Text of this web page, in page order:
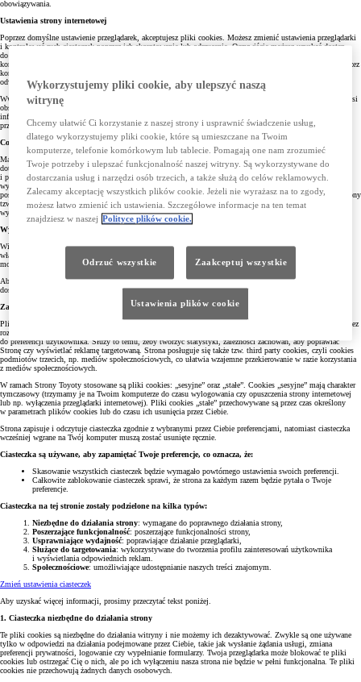
obowiązywania.
Ustawienia strony internetowej
Poprzez domyślne ustawienie przeglądarek, akceptujesz pliki cookies. Możesz zmienić ustawienia przeglądarki
i kontrolować ruch ciasteczek poprzez ich akceptowanie lub odrzucenie. Oczywiście możesz uzyskać dostęp
do naszych stron internetowych bez instalowania plików cookies. Nastąpi to jednak kosztem jakości
korzystania ze strony internetowej. TCE zapisuje i korzysta z plików cookies za Twoją zgodą wyrażoną poprzez
kontynuowanie przez Ciebie korzystania ze Stron bez zmiany ustawień przeglądarki, której używasz,
odwiedzając nasze strony, o czym informujemy poprzez baner na stronie („wyraźne działanie”).
Ww. strona posiada narzędzie, które pozwala Ci zarządzać ciasteczkami. Aby go użyć, Twoja przeglądarka musi
obsługiwać JavaScript. Jeżeli Twoja przeglądarka nie spełnia powyższego warunku, wciąż możesz przeglądać
informacje o ciasteczkach, ale zarządzanie nimi może odbywać się jedynie ręcznie poprzez ustawienia
przeglądarki.
Cofnięcie zgody na cookies
Masz prawo cofnąć zgodę na korzystanie przez Stronę z plików cookies. Służy temu np. zmiana ustawień
dotyczących plików cookies. Szczegółowe informacje o tym, jak dokonać rekonfiguracji ustawień urządzenia
i przeglądarki, dostępne są w ustawieniach oprogramowania (przeglądarki internetowej). Konkretna
wyszukiwarka internetowa umożliwia także blokady działania cookies. W pozostałym zakresie stosuje się
postanowieniaPolityki Prywatności. W wyniku zmiany ustawień konkretnej przeglądarki zostanie umieszczony
tzw. plik cookie opt – out, którego celem jest identyfikacji Twojego sprzeciwu. W każdej przeglądarce należy
wykonać taką samą operację wyłączenia cookies.
Wyłączenie plików cookie
Większość przeglądarek domyślnie akceptuje pliki cookies. Jeśli dezaktywujesz używanie plików cookies,
włączysz ostrzeżenia przed ich użyciem lub nie zaakceptujesz ustawień, niektóre funkcje na stronie Toyoty
mogą działać niepoprawnie lub być niedostępne.
Aby uzyskać więcej informacji o tym, jak Toyota przetwarza Twoje dane osobowe, a także o tym, jak żądać
dostępu do informacji i jak egzekwować przysługujące Ci prawa, zapoznaj się z naszą
Zawartość strony internetowej Toyoty. Cel stosowania cookies.
Pliki cookies służą temu, aby ułatwić korzystanie ze strony, poprawić jej funkcjonalność, ale także aby poprzez
rozpoznawanie urządzenia Użytkownika i odpowiednie wyświetlenie strony internetowej dostosować przekaz
do preferencji użytkownika. Służy to temu, żeby tworzyć statystyki, zależności zachowań, aby poprawiać
Stronę czy wyświetlać reklamę targetowaną. Strona posługuje się także tzw. third party cookies, czyli cookies
podmiotów trzecich, np. mediów społecznościowych, co ułatwia wzajemne przekierowanie w razie korzystania
z mediów społecznościowych.
W ramach Strony Toyoty stosowane są pliki cookies: „sesyjne” oraz „stałe”. Cookies „sesyjne” mają charakter
tymczasowy (trzymamy je na Twoim komputerze do czasu wylogowania czy opuszczenia strony internetowej
lub np. wyłączenia przeglądarki internetowej). Pliki cookies „stałe” przechowywane są przez czas określony
w parametrach plików cookies lub do czasu ich usunięcia przez Ciebie.
Strona zapisuje i odczytuje ciasteczka zgodnie z wybranymi przez Ciebie preferencjami, natomiast ciasteczka
wcześniej wgrane na Twój komputer muszą zostać usunięte ręcznie.
Ciasteczka są używane, aby zapamiętać Twoje preferencje, co oznacza, że:
Skasowanie wszystkich ciasteczek będzie wymagało powtórnego ustawienia swoich preferencji.
Całkowite zablokowanie ciasteczek sprawi, że strona za każdym razem będzie pytała o Twoje
preferencje.
Ciasteczka na tej stronie zostały podzielone na kilka typów:
Niezbędne do działania strony: wymagane do poprawnego działania strony,
Poszerzające funkcjonalność: poszerzające funkcjonalności strony,
Usprawniające wydajność: poprawiające działanie przeglądarki,
Służące do targetowania: wykorzystywane do tworzenia profilu zainteresowań użytkownika
i wyświetlania odpowiednich reklam.
Społecznościowe: umożliwiające udostępnianie naszych treści znajomym.
Zmień ustawienia ciasteczek
Aby uzyskać więcej informacji, prosimy przeczytać tekst poniżej.
1. Ciasteczka niezbędne do działania strony
Te pliki cookies są niezbędne do działania witryny i nie możemy ich dezaktywować. Zwykle są one używane
tylko w odpowiedzi na działania podejmowane przez Ciebie, takie jak wysłanie żądania usługi, zmiana
preferencji prywatności, logowanie czy wypełnianie formularzy. Twoja przeglądarka może blokować te pliki
cookies lub ostrzegać Cię o nich, ale po ich wyłączeniu nasza strona nie będzie w pełni funkcjonalna. Te pliki
cookies nie przechowują żadnych danych osobowych.
Wykorzystujemy pliki cookie, aby ulepszyć naszą
witrynę
Chcemy ułatwić Ci korzystanie z naszej strony i usprawnić świadczenie usług,
dlatego wykorzystujemy pliki cookie, które są umieszczane na Twoim
komputerze, telefonie komórkowym lub tablecie. Pomagają one nam zrozumieć
Twoje potrzeby i ulepszać funkcjonalność naszej witryny. Są wykorzystywane do
dostarczania usług i narzędzi osób trzecich, a także służą do celów reklamowych.
Zalecamy akceptację wszystkich plików cookie. Jeżeli nie wyrażasz na to zgody,
możesz łatwo zmienić ich ustawienia. Szczegółowe informacje na ten temat
znajdziesz w naszej Polityce plików cookie.
Odrzuć wszystkie Zaakceptuj wszystkie
Ustawienia plików cookie